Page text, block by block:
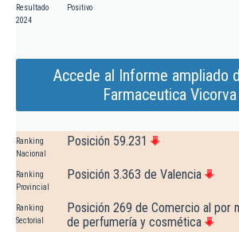
Resultado
2024
Positivo
Accede al Informe ampliado
Farmaceutica
Ranking
Nacional
Posición 59.231
Ranking
Provincial
Posición 3.363 de Valencia
Ranking
Sectorial
Posición 269 de Comercio al por
de perfumería y cosmética